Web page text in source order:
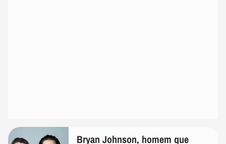
Bryan Johnson, homem que